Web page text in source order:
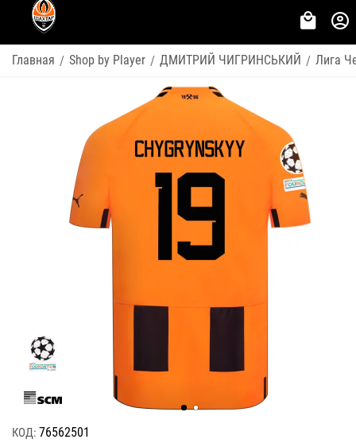
Главная / Shop by Player / ДМИТРИЙ ЧИГРИНСЬКИЙ / Лига
КОД: 76562501